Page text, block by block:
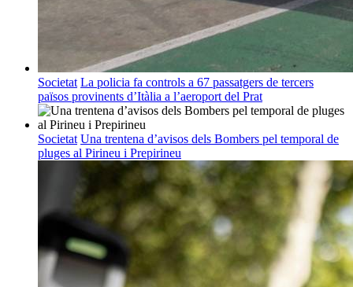
Societat La policia fa controls a 67 passatgers de tercers
països provinents d’Itàlia a l’aeroport del Prat
Societat Una trentena d’avisos dels Bombers pel temporal de
pluges al Pirineu i Prepirineu